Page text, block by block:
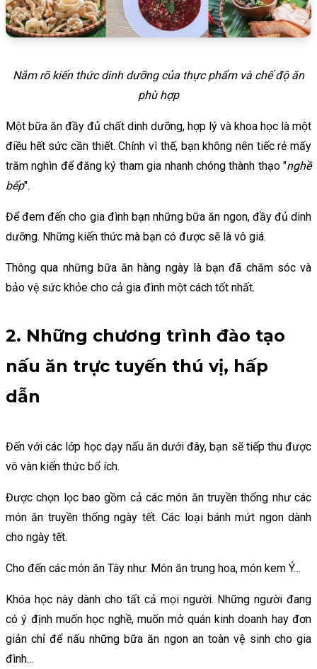
Nắm rõ kiến thức dinh dưỡng của thực phẩm và chế độ ăn
phù hợp
Một bữa ăn đầy đủ chất dinh dưỡng, hợp lý và khoa học là một
điều hết sức cần thiết. Chính vì thế, bạn không nên tiếc rẻ mấy
trăm nghìn để đăng ký tham gia nhanh chóng thành thạo "nghề
bếp".
Để đem đến cho gia đình bạn những bữa ăn ngon, đầy đủ dinh
dưỡng. Những kiến thức mà bạn có được sẽ là vô giá.
Thông qua những bữa ăn hàng ngày là bạn đã chăm sóc và
bảo vệ sức khỏe cho cả gia đình một cách tốt nhất.
2. Những chương trình đào tạo
nấu ăn trực tuyến thú vị, hấp
dẫn
Đến với các lớp học dạy nấu ăn dưới đây, bạn sẽ tiếp thu được
vô vàn kiến thức bổ ích.
Được chọn lọc bao gồm cả các món ăn truyền thống như các
món ăn truyền thống ngày tết. Các loại bánh mứt ngon dành
cho ngày tết.
Cho đến các món ăn Tây như: Món ăn trung hoa, món kem Ý…
Khóa học này dành cho tất cả mọi người. Những người đang
có ý định muốn học nghề, muốn mở quán kinh doanh hay đơn
giản chỉ để nấu những bữa ăn ngon an toàn vệ sinh cho gia
đình…